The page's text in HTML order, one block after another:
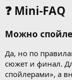
❓ Mini-FAQ
Можно
Да, но по
сюжет и финал.
спойлерами», а